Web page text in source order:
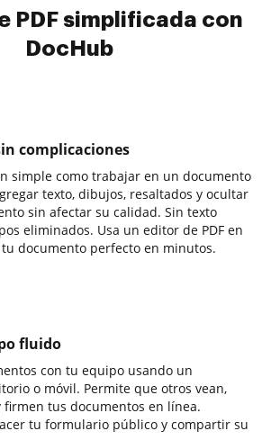
PDF simplificada con
DocHub
complicaciones
simple como trabajar en un documento
texto, dibujos, resaltados y ocultar
sin afectar su calidad. Sin texto
eliminados. Usa un editor de PDF en
documento perfecto en minutos.
fluido
con tu equipo usando un
o móvil. Permite que otros vean,
tus documentos en línea.
tu formulario público y compartir su